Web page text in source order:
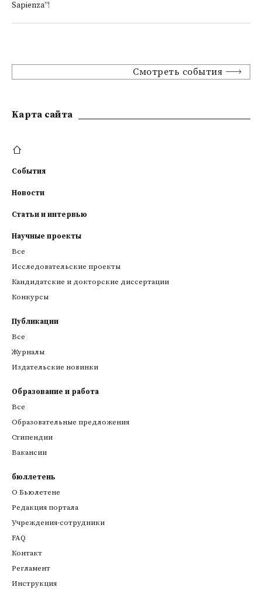
Sapienza”!
Смотреть события
Kарта сайта
События
Новости
Статьи и интервью
Научные проекты
Все
Исследовательские проекты
Кандидатские и докторские диссертации
Конкурсы
Публикации
Все
Журналы
Издательские новинки
Образование и работа
Все
Образовательные предложения
Стипендии
Вакансии
бюллетень
О Бьюлетене
Редакция портала
Учреждения-сотрудники
FAQ
Контакт
Регламент
Инструкция